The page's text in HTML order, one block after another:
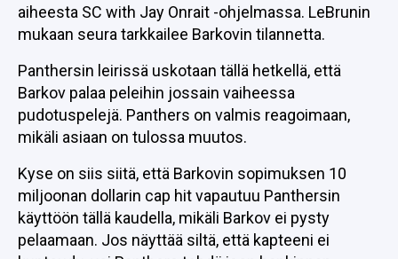
aiheesta SC with Jay Onrait -ohjelmassa. LeBrunin
mukaan seura tarkkailee Barkovin tilannetta.
Panthersin leirissä uskotaan tällä hetkellä, että
Barkov palaa peleihin jossain vaiheessa
pudotuspelejä. Panthers on valmis reagoimaan,
mikäli asiaan on tulossa muutos.
Kyse on siis siitä, että Barkovin sopimuksen 10
miljoonan dollarin cap hit vapautuu Panthersin
käyttöön tällä kaudella, mikäli Barkov ei pysty
pelaamaan. Jos näyttää siltä, että kapteeni ei